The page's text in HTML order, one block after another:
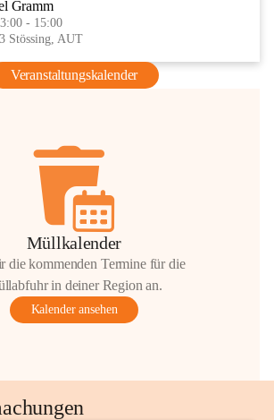
Gramm
- 15:00
Stössing, AUT
Veranstaltungskalender
Müllkalender
die kommenden Termine für die
in deiner Region an.
Kalender ansehen